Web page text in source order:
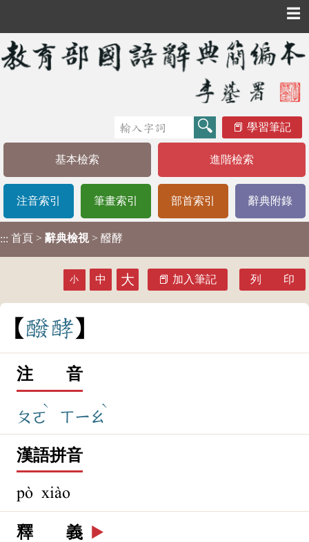
☰
學習筆記
基本檢索 進階檢索
注音索引 筆畫索引 部首索引 辭典附錄
::: 首頁 > 辭典檢視 > 醱酵
小 中 大 加入筆記 列 印
醱酵
注 音
ㄆㄛ
ˋ
ㄒㄧㄠ
ˋ
漢語拼音
pò xiào
釋 義 ▶️